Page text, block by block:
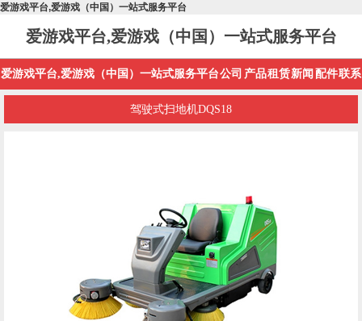
爱游戏平台,爱游戏（中国）一站式服务平台
爱游戏平台,爱游戏（中国）一站式服务平台
爱游戏平台,爱游戏（中国）一站式服务平台公司 产品租赁新闻 配件联系
驾驶式扫地机DQS18